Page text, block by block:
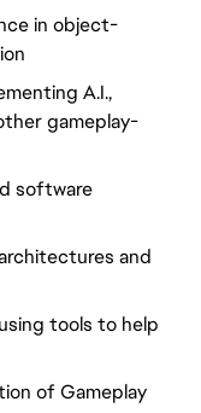
in object-
A.I.,
gameplay-
software
and
tools to help
of Gameplay